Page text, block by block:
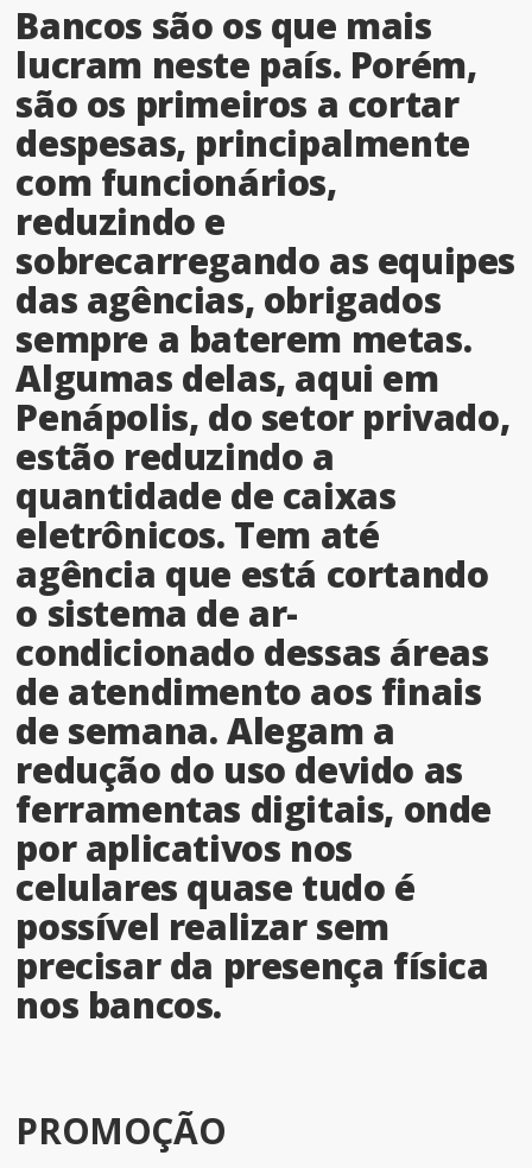
Bancos são os que mais
lucram neste país. Porém,
são os primeiros a cortar
despesas, principalmente
com funcionários,
reduzindo e
sobrecarregando as equipes
das agências, obrigados
sempre a baterem metas.
Algumas delas, aqui em
Penápolis, do setor privado,
estão reduzindo a
quantidade de caixas
eletrônicos. Tem até
agência que está cortando
o sistema de ar-
condicionado dessas áreas
de atendimento aos finais
de semana. Alegam a
redução do uso devido as
ferramentas digitais, onde
por aplicativos nos
celulares quase tudo é
possível realizar sem
precisar da presença física
nos bancos.
PROMOÇÃO